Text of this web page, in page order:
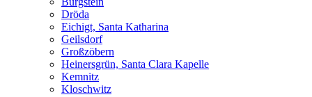
Dröda
Eichigt, Santa Katharina
Geilsdorf
Großzöbern
Heinersgrün, Santa Clara Kapelle
Kemnitz
Kloschwitz